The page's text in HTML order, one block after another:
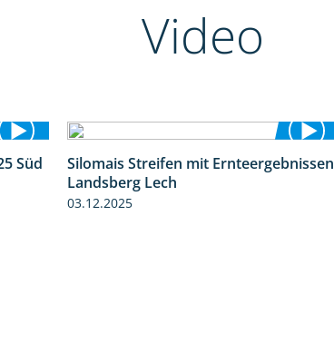
Video
5:36Süd 11:01
Silomais Streifen mit Ernteergebnissen
Landsberg Lech
03.12.2025